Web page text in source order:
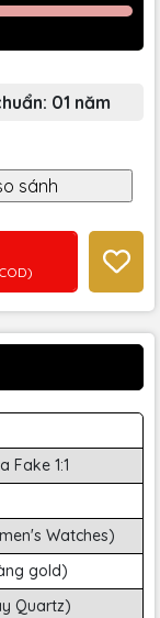
01 năm
Fake 1:1
Watches)
gold)
Quartz)